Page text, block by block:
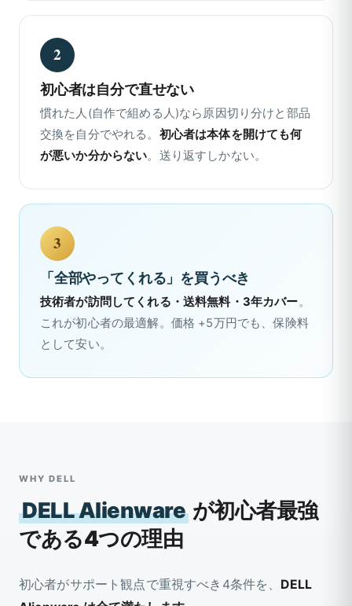
2
初心者は自分で直せない
慣れた人(自作で組める人)なら原因切り分けと部品
交換を自分でやれる。 初心者は本体を開けても何
が悪いか分からない。送り返すしかない。
3
「全部やってくれる」を買うべき
技術者が訪問してくれる・送料無料・3年カバー。
これが初心者の最適解。価格 +5万円でも、保険料
として安い。
WHY DELL
DELL Alienware が初心者最強
である4つの理由
初心者がサポート観点で重視すべき4条件を、 DELL